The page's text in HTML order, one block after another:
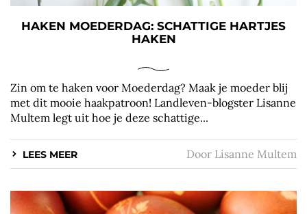
HAKEN MOEDERDAG: SCHATTIGE HARTJES
HAKEN
Zin om te haken voor Moederdag? Maak je moeder blij
met dit mooie haakpatroon! Landleven-blogster Lisanne
Multem legt uit hoe je deze schattige...
LEES MEER Door Lisanne Multem